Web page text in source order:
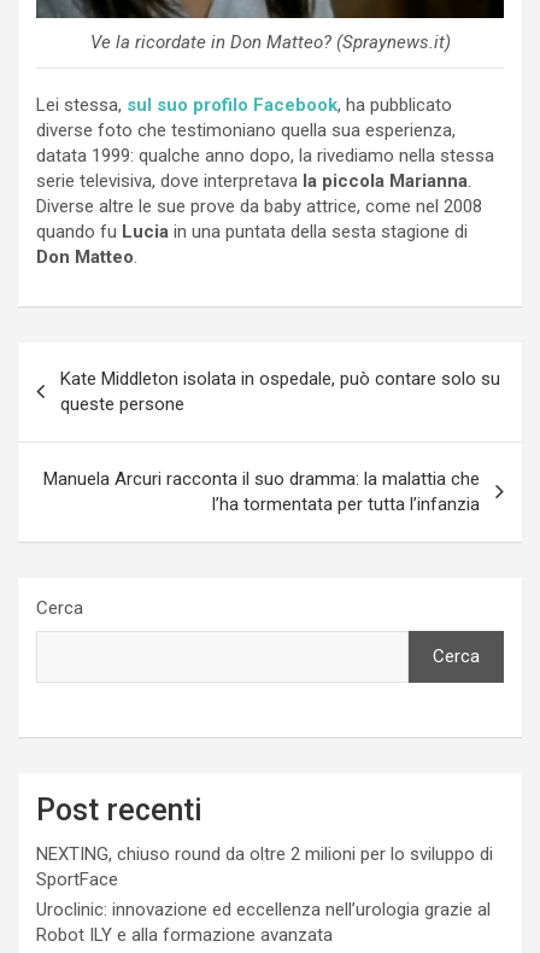
Ve la ricordate in Don Matteo? (Spraynews.it)
Lei stessa, sul suo profilo Facebook, ha pubblicato
diverse foto che testimoniano quella sua esperienza,
datata 1999: qualche anno dopo, la rivediamo nella stessa
serie televisiva, dove interpretava la piccola Marianna.
Diverse altre le sue prove da baby attrice, come nel 2008
quando fu Lucia in una puntata della sesta stagione di
Don Matteo.
articoli
Kate Middleton isolata in ospedale, può contare solo su
queste persone
Manuela Arcuri racconta il suo dramma: la malattia che
l’ha tormentata per tutta l’infanzia
Cerca
Cerca
Post recenti
NEXTING, chiuso round da oltre 2 milioni per lo sviluppo di
SportFace
Uroclinic: innovazione ed eccellenza nell’urologia grazie al
Robot ILY e alla formazione avanzata